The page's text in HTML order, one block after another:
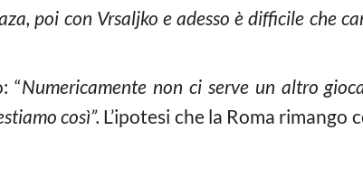
poi con Vrsaljko e adesso è difficile che
“Numericamente non ci serve un altro
così”. L’ipotesi che la Roma rimango